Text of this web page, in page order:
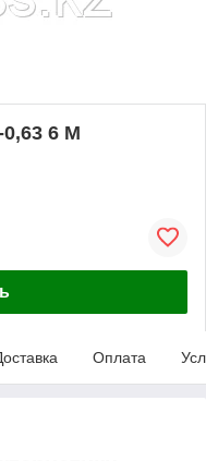
6 М
Оплата